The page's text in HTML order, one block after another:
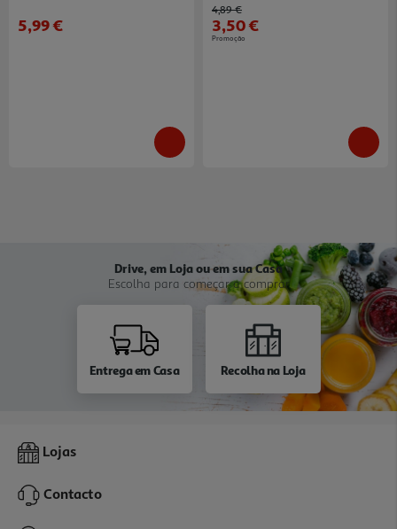
5,99 €
Price reduced from
4,89 €to
3,50 €
Promoção
Drive, em Loja ou em sua Casa
Escolha para começar a comprar
Entrega em Casa Recolha na Loja
Lojas
Contacto